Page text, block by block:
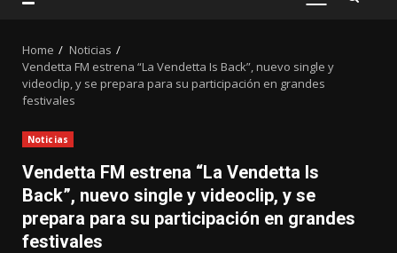
PRIMARY
Home
Noticias
Vendetta FM estrena “La Vendetta Is Back”, nuevo single y
videoclip, y se prepara para su participación en grandes
festivales
Noticias
Vendetta FM estrena “La Vendetta Is
Back”, nuevo single y videoclip, y se
prepara para su participación en grandes
festivales